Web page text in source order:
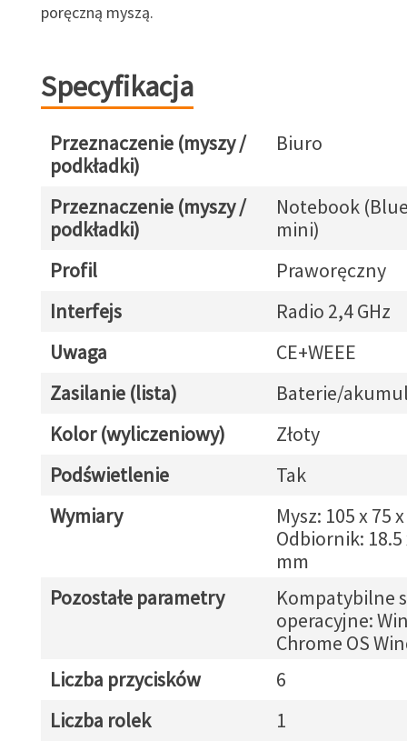
poręczną myszą.
Specyfikacja
Przeznaczenie (myszy /
podkładki)
Biuro
Przeznaczenie (myszy /
podkładki)
Notebook
mini)
Profil
Praworęczny
Interfejs
Radio 2,4 GHz
Uwaga
CE+WEEE
Zasilanie (lista)
Baterie/
Kolor (wyliczeniowy)
Złoty
Podświetlenie
Tak
Wymiary
Mysz: 105 x 75
Odbiornik: 18.5
mm
Pozostałe parametry
Kompatybilne
operacyjne:
Chrome OS
Liczba przycisków
6
Liczba rolek
1